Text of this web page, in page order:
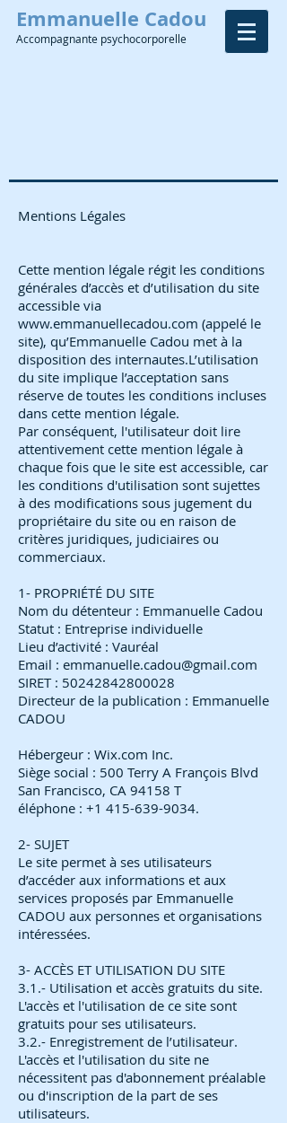
Emmanuelle Cadou
Accompagnante psychocorporelle
Mentions Légales
Cette mention légale régit les conditions
générales d’accès et d’utilisation du site
accessible via
www.emmanuellecadou.com (appelé le
site), qu’Emmanuelle Cadou met à la
disposition des internautes.L’utilisation
du site implique l’acceptation sans
réserve de toutes les conditions incluses
dans cette mention légale.
Par conséquent, l'utilisateur doit lire
attentivement cette mention légale à
chaque fois que le site est accessible, car
les conditions d'utilisation sont sujettes
à des modifications sous jugement du
propriétaire du site ou en raison de
critères juridiques, judiciaires ou
commerciaux.
1- PROPRIÉTÉ DU SITE
Nom du détenteur : Emmanuelle Cadou
Statut : Entreprise individuelle
Lieu d’activité : Vauréal
Email : emmanuelle.cadou@gmail.com
SIRET : 50242842800028
Directeur de la publication : Emmanuelle
CADOU
Hébergeur : Wix.com Inc.
Siège social : 500 Terry A François Blvd
San Francisco, CA 94158 T
éléphone : +1 415-639-9034.
2- SUJET
Le site permet à ses utilisateurs
d’accéder aux informations et aux
services proposés par Emmanuelle
CADOU aux personnes et organisations
intéressées.
3- ACCÈS ET UTILISATION DU SITE
3.1.- Utilisation et accès gratuits du site.
L'accès et l'utilisation de ce site sont
gratuits pour ses utilisateurs.
3.2.- Enregistrement de l’utilisateur.
L'accès et l'utilisation du site ne
nécessitent pas d'abonnement préalable
ou d'inscription de la part de ses
utilisateurs.